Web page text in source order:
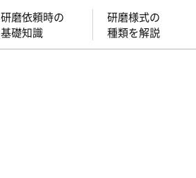
研磨依頼時の
基礎知識
研磨様式の
種類を解説